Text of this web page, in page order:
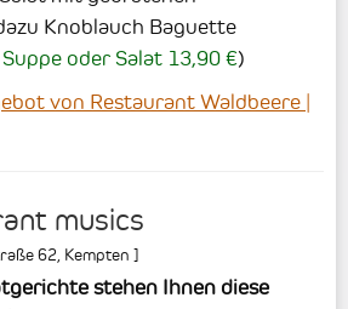
Knoblauch Baguette
oder Salat 13,90 €)
von Restaurant Waldbeere |
musics
62 Kempten ]
stehen Ihnen diese